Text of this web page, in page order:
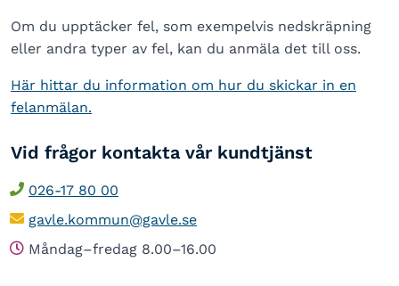
Om du upptäcker fel, som exempelvis nedskräpning
eller andra typer av fel, kan du anmäla det till oss.
Här hittar du information om hur du skickar in en
felanmälan.
Vid frågor kontakta vår kundtjänst
026-17 80 00
gavle.kommun@gavle.se
Måndag–fredag 8.00–16.00